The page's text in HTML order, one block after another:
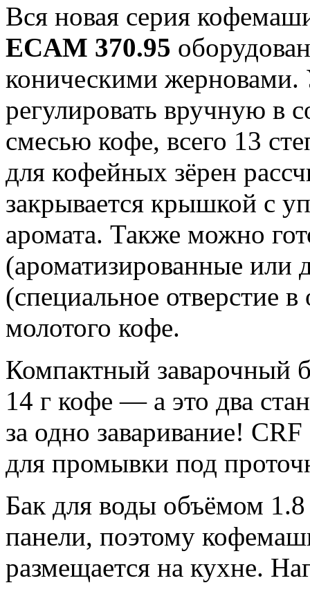
Вся новая серия
ECAM 370.95
коническими
регулировать вручную в
смесью кофе, всего 13
для кофейных зёрен
закрывается крышкой с
аромата. Также можно
(ароматизированные или
(специальное отверстие
молотого кофе.
Компактный заварочный
14 г кофе — а это два
за одно заваривание!
для промывки под
Бак для воды объёмом 1.8
панели, поэтому
размещается на кухне.